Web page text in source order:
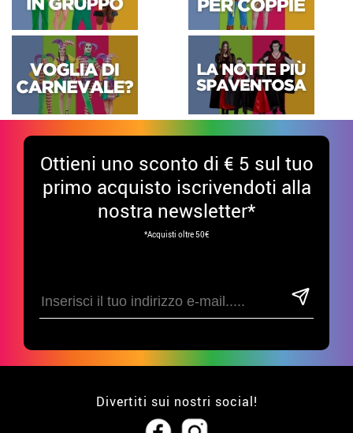
Ottieni uno sconto di € 5 sul tuo
primo acquisto iscrivendoti alla
nostra newsletter*
*Acquisti oltre 50€
Divertiti sui nostri social!